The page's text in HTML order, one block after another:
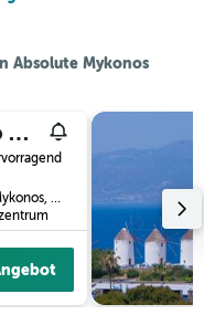
Absolute Mykonos
Despotiko Hotel
Mykonos Town, Mykonos, Griechenland